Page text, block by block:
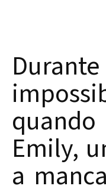
Emily,
a